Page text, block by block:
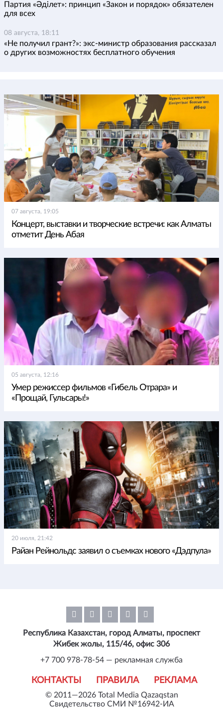
Партия «Әділет»: принцип «Закон и порядок» обязателен
для всех
08 августа, 18:11
«Не получил грант?»: экс-министр образования рассказал
о других возможностях бесплатного обучения
07 августа, 19:05
Концерт, выставки и творческие встречи: как Алматы
отметит День Абая
05 августа, 12:16
Умер режиссер фильмов «Гибель Отрара» и
«Прощай, Гульсары!»
20 июля, 21:42
Райан Рейнольдс заявил о съемках нового «Дэдпула»
© 2011—2026 Total Media Qazaqstan
Свидетельство СМИ №16942-ИА
КОНТАКТЫ ПРАВИЛА РЕКЛАМА
Республика Казахстан, город Алматы, проспект
Жибек жолы, 115/46, офис 306
+7 700 978-78-54 — рекламная служба